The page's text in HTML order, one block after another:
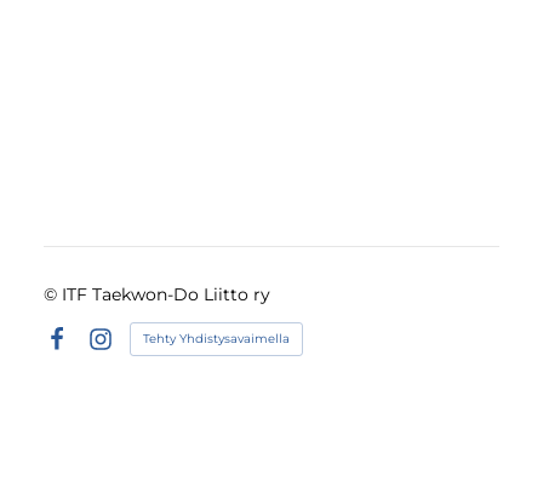
© ITF Taekwon-Do Liitto ry
Instagram
Tehty Yhdistysavaimella